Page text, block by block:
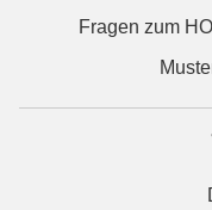
Fragen zum